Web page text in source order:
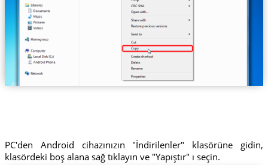
PC'den Android cihazınızın "İndirilenler" klasörüne gidin,
klasördeki boş alana sağ tıklayın ve "Yapıştır" ı seçin.